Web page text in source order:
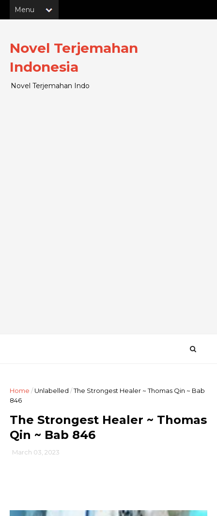
Novel Terjemahan
Indonesia
Novel Terjemahan Indo
Home /Unlabelled /The Strongest Healer ~ Thomas Qin ~ Bab
846
The Strongest Healer ~ Thomas
Qin ~ Bab 846
March 03, 2023